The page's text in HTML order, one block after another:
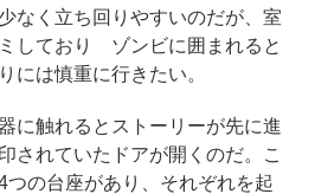
なく立ち回りやすいのだが、室
しており ゾンビに囲まれると
には慎重に行きたい。
に触れるとストーリーが先に進
されていたドアが開くのだ。こ
の台座があり、それぞれを起